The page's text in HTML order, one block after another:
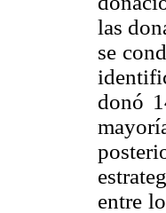
las
se
donó
entre